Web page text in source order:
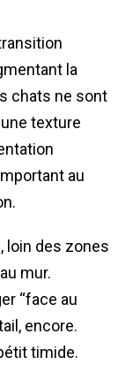
la
chats ne sont
texture
au
loin des zones
mur.
“face au
encore.
timide.